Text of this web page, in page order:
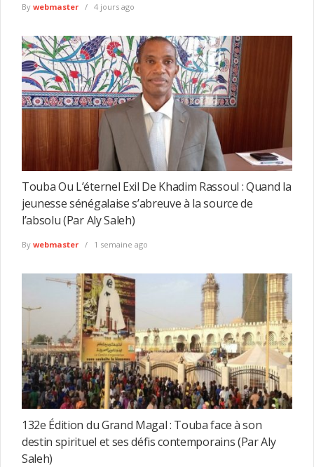
By webmaster 4 jours ago
Touba Ou L’éternel Exil De Khadim Rassoul : Quand la
jeunesse sénégalaise s’abreuve à la source de
l’absolu (Par Aly Saleh)
By webmaster 1 semaine ago
132e Édition du Grand Magal : Touba face à son
destin spirituel et ses défis contemporains (Par Aly
Saleh)